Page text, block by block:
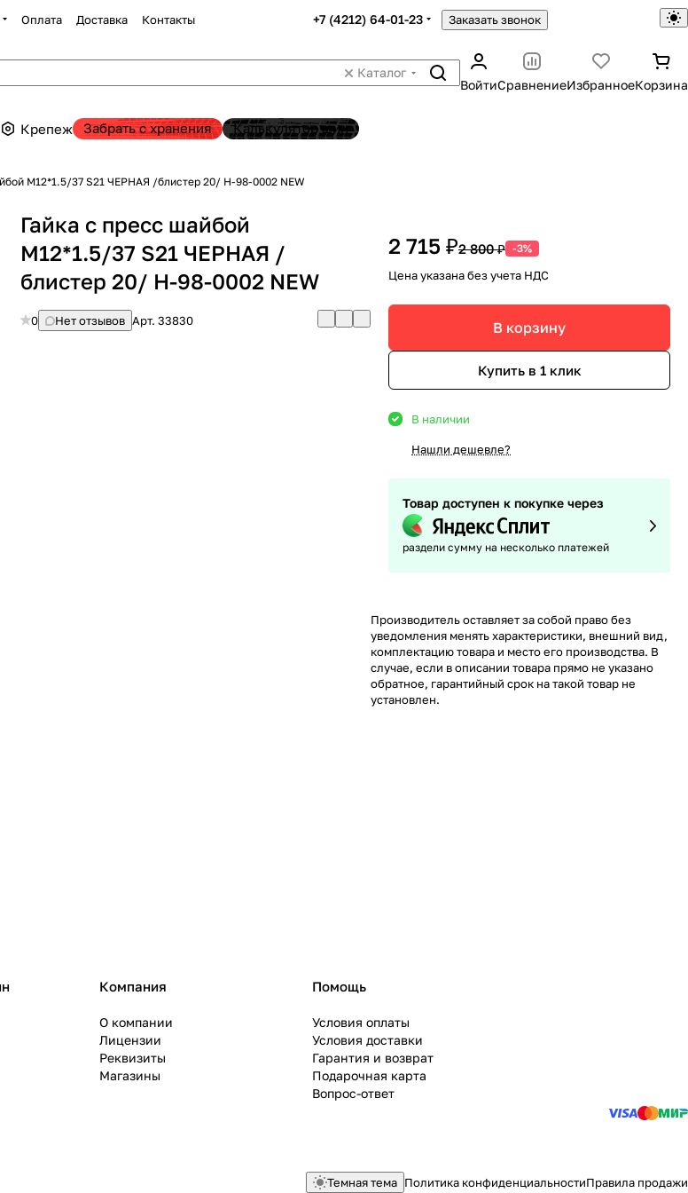
Оплата Доставка Контакты +7 (4212) 64-01-23 Заказать звонок
Каталог
ВойтиСравнениеИзбранноеКорзина
Крепеж Забрать с хранения Калькулятор шин
М12*1.5/37 S21 ЧЕРНАЯ /блистер 20/ H-98-0002 NEW
Гайка с пресс шайбой
М12*1.5/37 S21 ЧЕРНАЯ /
блистер 20/ H-98-0002 NEW
0 Нет отзывов Арт.33830
2 715 ₽2 800 ₽ -3%
Цена указана без учета НДС
В корзину
Купить в 1 клик
В наличии
Нашли дешевле?
Товар доступен к покупке через
раздели сумму на несколько платежей
Производитель оставляет за собой право без
уведомления менять характеристики, внешний вид,
комплектацию товара и место его производства. В
случае, если в описании товара прямо не указано
обратное, гарантийный срок на такой товар не
установлен.
Компания
О компании
Лицензии
Реквизиты
Магазины
Помощь
Условия оплаты
Условия доставки
Гарантия и возврат
Подарочная карта
Вопрос-ответ
Темная тема Политика конфиденциальностиПравила продажи